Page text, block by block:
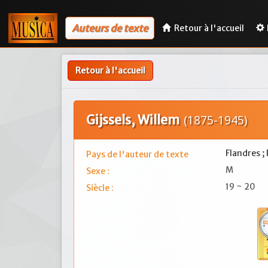
Auteurs de texte Retour à l'accueil
Retour à l'accueil
Gijssels, Willem (1875-1945)
Pays de l'auteur de texte
Flandres ;
Sexe :
M
Siècle :
19 ~ 20